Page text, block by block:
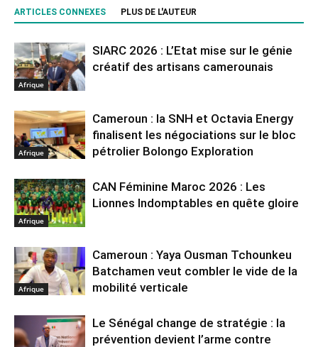
ARTICLES CONNEXES PLUS DE L'AUTEUR
Afrique
SIARC 2026 : L’Etat mise sur le génie
créatif des artisans camerounais
Afrique
Cameroun : la SNH et Octavia Energy
finalisent les négociations sur le bloc
pétrolier Bolongo Exploration
Afrique
CAN Féminine Maroc 2026 : Les
Lionnes Indomptables en quête gloire
Afrique
Cameroun : Yaya Ousman Tchounkeu
Batchamen veut combler le vide de la
mobilité verticale
Le Sénégal change de stratégie : la
prévention devient l’arme contre